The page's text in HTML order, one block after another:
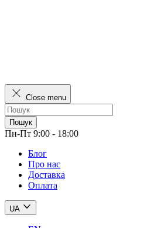
Close menu
Пошук
Пн-Пт 9:00 - 18:00
Блог
Про нас
Доставка
Оплата
UA